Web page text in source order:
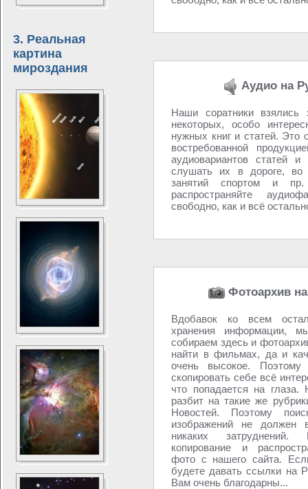
3. Реальная
картина
мироздания
Аудио на
Наши соратники взялись
некоторых, особо
нужных книг и статей. Это
востребованной
аудиовариантов статей и
слушать их в дороге, во
занятий спортом и
распространяйте
свободно, как и всё
Фотоархив
Вдобавок ко всем
хранения информации,
собираем здесь и
найти в фильмах, да и
очень высокое.
скопировать себе всё
что попадается на
разбит на такие же
Новостей. Поэтому
изображений не должен
никаких затруднений.
копирование и
фото с нашего сайта.
будете давать ссылки на
Вам очень благодарны...